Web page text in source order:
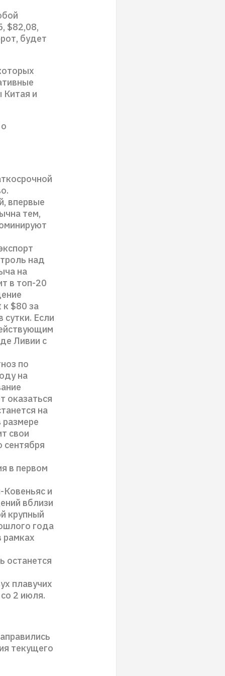
$82,08,
будет
Китая и
впервые
тем,
над
на
в топ-20
к $80 за
Если
Ливии с
по
на
оказаться
на
свои
сентября
в первом
и
вблизи
крупный
года
рамках
останется
плавучих
2 июля.
текущего